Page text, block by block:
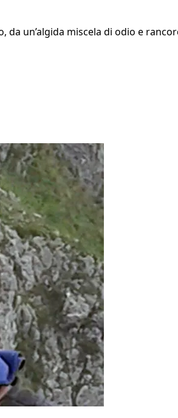
un’algida miscela di odio e